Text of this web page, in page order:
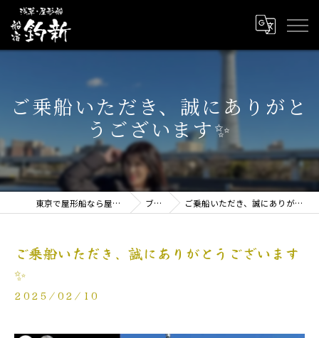
ご乗船いただき、誠にありがと
うございます✨
東京で屋形船なら屋形船 船宿釣新 ブログ ご乗船いただき、誠にありがとうございます✨
ご乗船いただき、誠にありがとうございます
✨
2025/02/10